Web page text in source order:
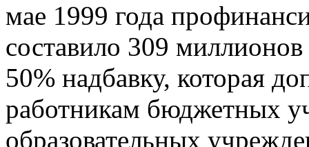
мае 1999 года
составило 309
50% надбавку, которая
работникам бюджетных
образовательных